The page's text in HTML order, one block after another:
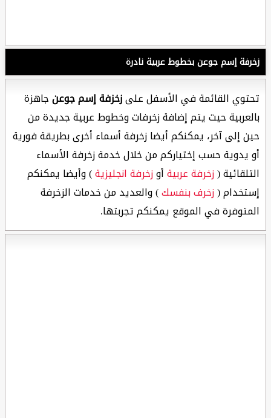
زخرفة إسم جوعن بخطوط عربية نادرة
تحتوي القائمة في الأسفل علىزخزفة إسم جوعنجاهزة
بالعربية حيث يتم إضافة زخرفات وخطوط عربية جديدة من
حين إلى آخر، يمكنكم أيضا زخرفة أسماء أخرى بطريقة فورية
أو يدوية حسب إختياركم من خلال خدمة زخرفة الأسماء
التلقائية (زخرفة عربيةأوزخرفة انجليزية) وأيضا يمكنكم
إستخدام (زخرف بنفسك) والعديد من خدمات الزخرفة
المتوفرة في الموقع يمكنكم تجربتها.